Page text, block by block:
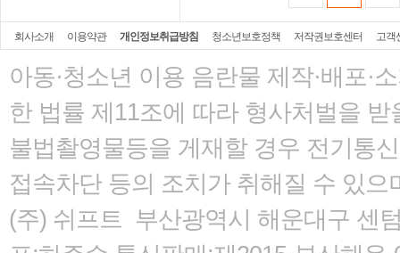
회사소개 이용약관 개인정보취급방침 청소년보호정책 저작권보호센터 고객
아동·청소년 이용 음란물 제작·배포·
한 법률 제11조에 따라 형사처벌을 받
불법촬영물등을 게재할 경우 전기통
접속차단 등의 조치가 취해질 수 있으
(주) 쉬프트 부산광역시 해운대구 센